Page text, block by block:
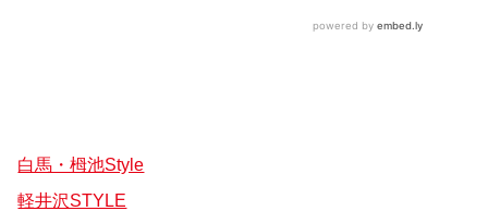
白馬・栂池Style
軽井沢STYLE